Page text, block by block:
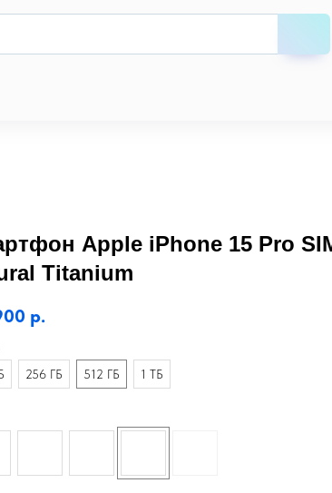
Apple iPhone 15 Pro
Titanium
р.
1 ТБ
256 ГБ 512 ГБ